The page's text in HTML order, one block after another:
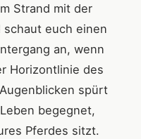
Strand mit der
euch einen
an, wenn
Horizontlinie des
spürt
begegnet,
Pferdes sitzt.